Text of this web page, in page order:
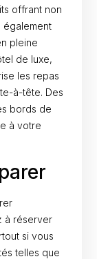
offrant non
également
pleine
de luxe,
les repas
à-tête. Des
bords de
à votre
à réserver
si vous
telles que